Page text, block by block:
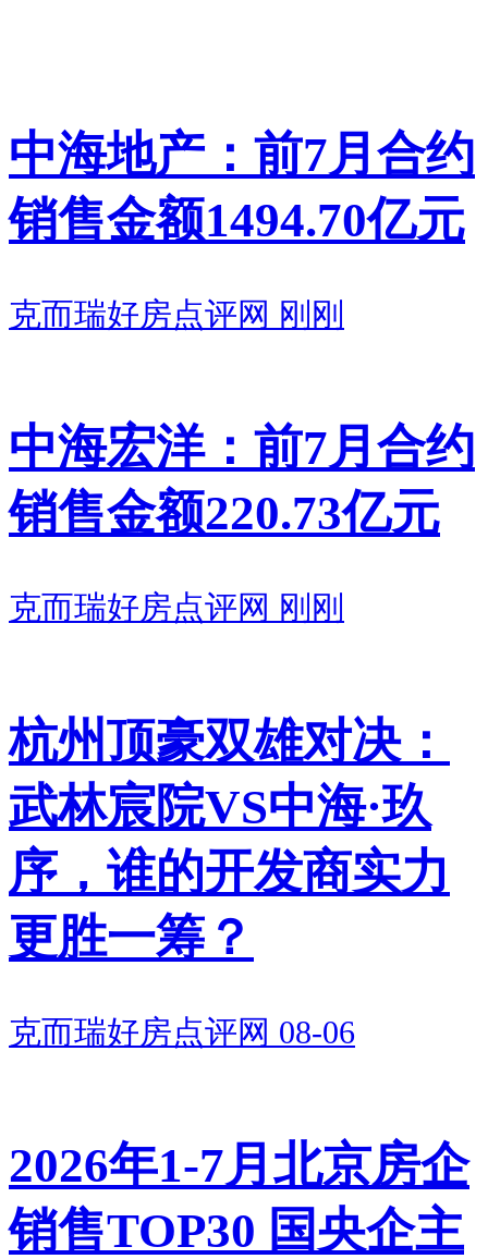
中海地产：前7月合约
销售金额1494.70亿元
克而瑞好房点评网 刚刚
中海宏洋：前7月合约
销售金额220.73亿元
克而瑞好房点评网 刚刚
杭州顶豪双雄对决：
武林宸院VS中海·玖
序，谁的开发商实力
更胜一筹？
克而瑞好房点评网 08-06
2026年1-7月北京房企
销售TOP30 国央企主